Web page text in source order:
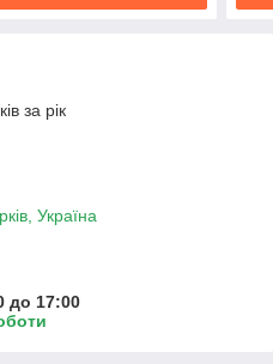
за рік
Україна
до 17:00